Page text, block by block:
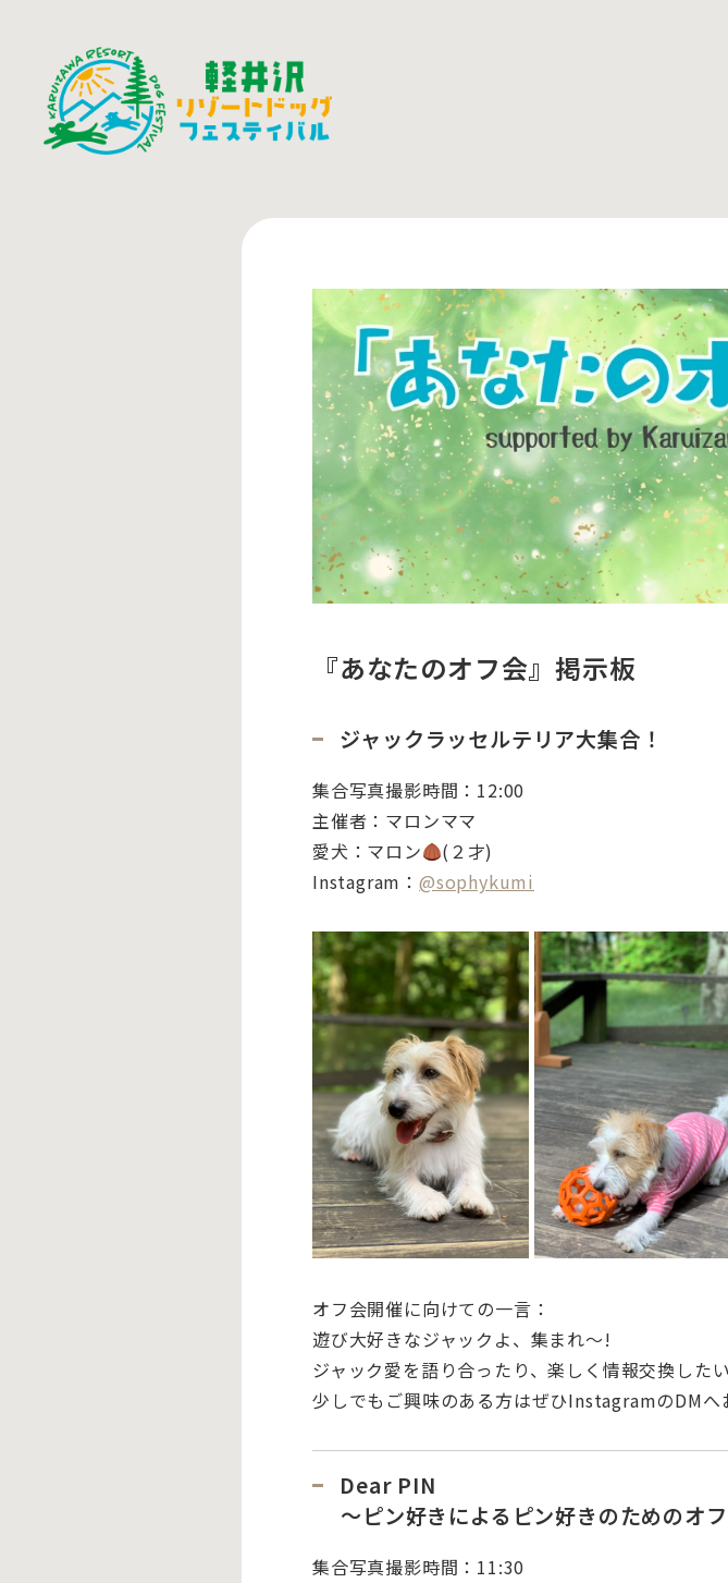
『あなたのオフ会』掲示板
ジャックラッセルテリア大集合！
集合写真撮影時間：12:00
主催者：マロンママ
愛犬： マロン
(２才)
Instagram： @sophykumi
オフ会開催に向けての一言：
遊び大好きなジャックよ、集まれ～!
ジャック愛を語り合ったり、楽しく情報交換した
少しでもご興味のある方はぜひInstagramのDMへ
Dear PIN
～ピン好きによるピン好きのためのオ
集合写真撮影時間： 11:30